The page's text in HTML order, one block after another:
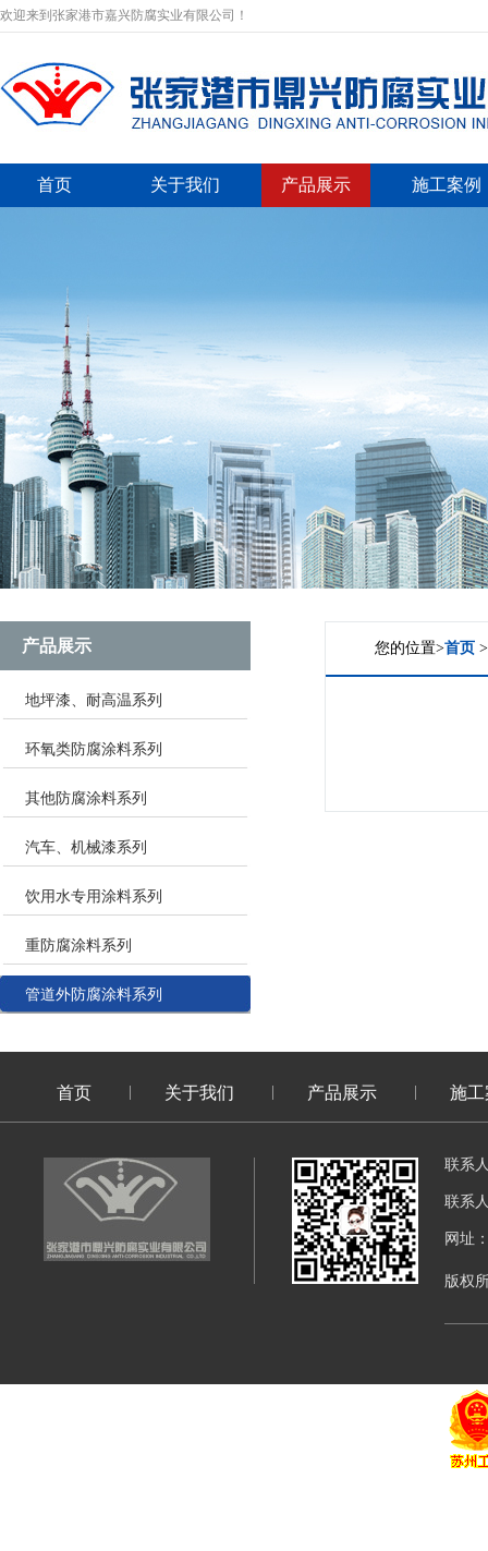
欢迎来到张家港市嘉兴防腐实业有限公司！
首页 关于我们 产品展示 施工案例
产品展示
地坪漆、耐高温系列
环氧类防腐涂料系列
其他防腐涂料系列
汽车、机械漆系列
饮用水专用涂料系列
重防腐涂料系列
管道外防腐涂料系列
您的位置>首页
首页 关于我们 产品展示 施
联系
联系
网址
版权